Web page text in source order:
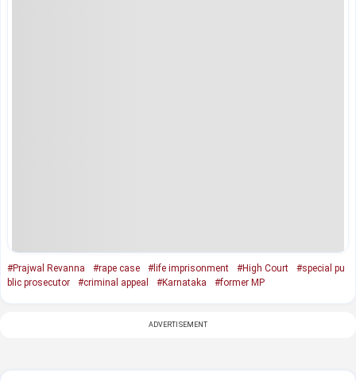
#Prajwal Revanna #rape case #life imprisonment #High Court
#special pu
blic prosecutor
#criminal appeal #Karnataka #former MP
ADVERTISEMENT